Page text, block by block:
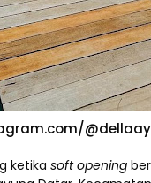
ketika soft opening